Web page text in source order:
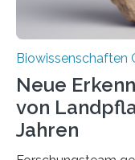
Biowissenschaften
Neue
von
Jahren